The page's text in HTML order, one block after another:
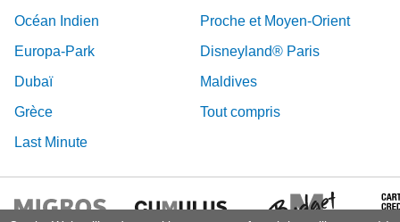
Océan Indien
Proche et Moyen-Orient
Europa-Park
Disneyland® Paris
Dubaï
Maldives
Grèce
Tout compris
Last Minute